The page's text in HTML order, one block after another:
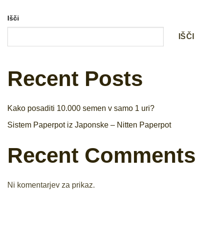
Išči
IŠČI
Recent Posts
Kako posaditi 10.000 semen v samo 1 uri?
Sistem Paperpot iz Japonske – Nitten Paperpot
Recent Comments
Ni komentarjev za prikaz.